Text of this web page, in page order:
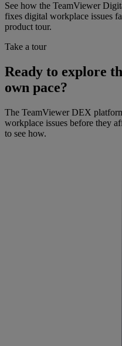
See how the TeamViewer
fixes digital workplace issues
product tour.
Take a tour
Ready to explore
own pace?
The TeamViewer DEX
workplace issues before they
to see how.